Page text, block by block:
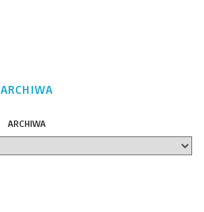
ARCHIWA
ARCHIWA